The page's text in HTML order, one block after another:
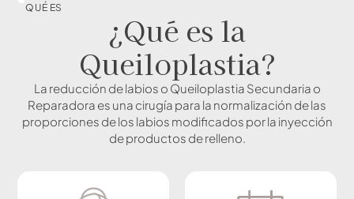
QUÉ ES
¿Qué es la
Queiloplastia?
La reducción de labios o Queiloplastia Secundaria o
Reparadora es una cirugía para la normalización de las
proporciones de los labios modificados por la inyección
de productos de relleno.